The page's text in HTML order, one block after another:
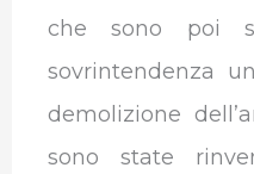
che sono poi
sovrintendenza
demolizione
sono state